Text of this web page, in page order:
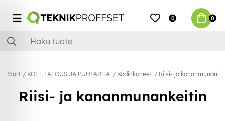
0 0
Start KOTI, TALOUS JA PUUTARHA Kodinkoneet Riisi- ja
Riisi- ja kananmunankeitin